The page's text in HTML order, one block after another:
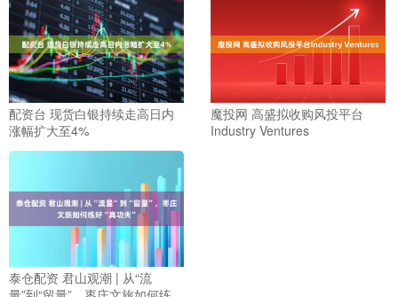
配资台 现货白银持续走高日内
涨幅扩大至4%
魔投网 高盛拟收购风投平台
Industry Ventures
泰仓配资 君山观潮 | 从“流